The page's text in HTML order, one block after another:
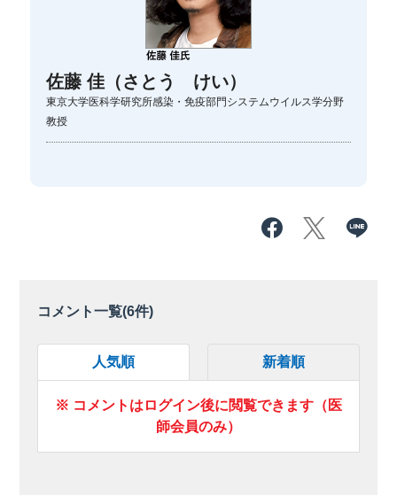
佐藤 佳（さとう けい）
東京大学医科学研究所感染・免疫部門システムウイルス学分野
教授
コメント一覧(6件)
人気順 新着順
※ コメントはログイン後に閲覧できます（医
師会員のみ）